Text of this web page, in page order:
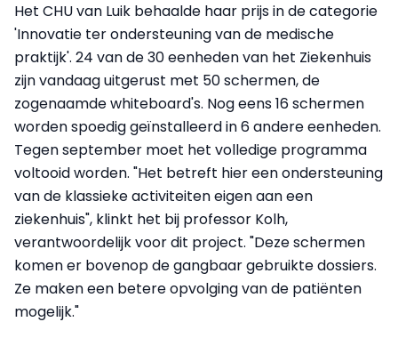
Het CHU van Luik behaalde haar prijs in de categorie
'Innovatie ter ondersteuning van de medische
praktijk'. 24 van de 30 eenheden van het Ziekenhuis
zijn vandaag uitgerust met 50 schermen, de
zogenaamde whiteboard's. Nog eens 16 schermen
worden spoedig geïnstalleerd in 6 andere eenheden.
Tegen september moet het volledige programma
voltooid worden. "Het betreft hier een ondersteuning
van de klassieke activiteiten eigen aan een
ziekenhuis", klinkt het bij professor Kolh,
verantwoordelijk voor dit project. "Deze schermen
komen er bovenop de gangbaar gebruikte dossiers.
Ze maken een betere opvolging van de patiënten
mogelijk."